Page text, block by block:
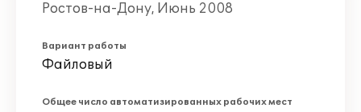
Ростов-на-Дону, Июнь 2008
Вариант работы
Файловый
Общее число автоматизированных рабочих мест